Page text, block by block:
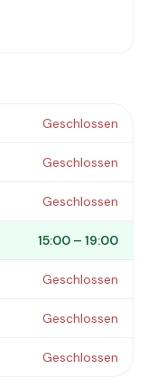
Geschlossen
Geschlossen
Geschlossen
15:00 – 19:00
Geschlossen
Geschlossen
Geschlossen